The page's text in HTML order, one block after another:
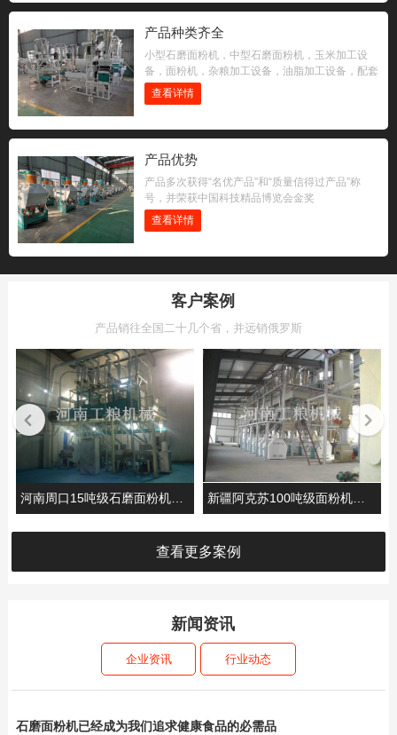
产品种类齐全
小型石磨面粉机，中型石磨面粉机，玉米加工设
备，面粉机，杂粮加工设备，油脂加工设备，配套
设备
查看详情
产品优势
产品多次获得“名优产品”和“质量信得过产品”称
号，并荣获中国科技精品博览会金奖
查看详情
客户案例
产品销往全国二十几个省，并远销俄罗斯
查看更多案例
新闻资讯
企业资讯 行业动态
石磨面粉机已经成为我们追求健康食品的必需品